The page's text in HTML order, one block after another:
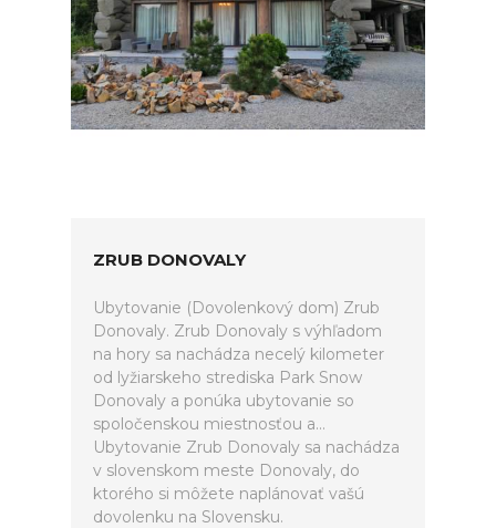
ZRUB DONOVALY
Ubytovanie (Dovolenkový dom) Zrub
Donovaly. Zrub Donovaly s výhľadom
na hory sa nachádza necelý kilometer
od lyžiarskeho strediska Park Snow
Donovaly a ponúka ubytovanie so
spoločenskou miestnosťou a...
Ubytovanie Zrub Donovaly sa nachádza
v slovenskom meste Donovaly, do
ktorého si môžete naplánovať vašú
dovolenku na Slovensku.